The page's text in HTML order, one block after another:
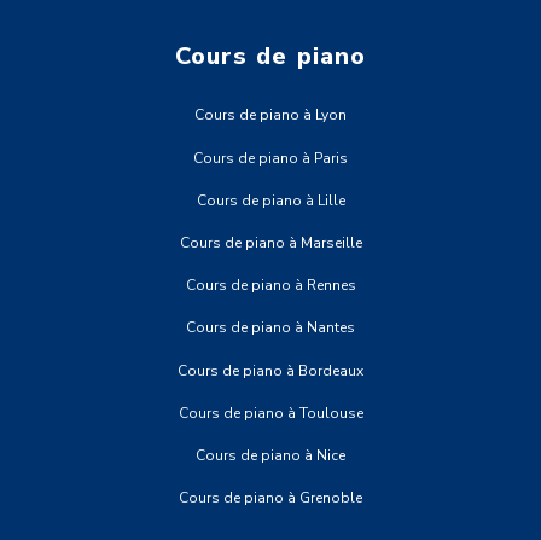
Cours de piano
Cours de piano à Lyon
Cours de piano à Paris
Cours de piano à Lille
Cours de piano à Marseille
Cours de piano à Rennes
Cours de piano à Nantes
Cours de piano à Bordeaux
Cours de piano à Toulouse
Cours de piano à Nice
Cours de piano à Grenoble